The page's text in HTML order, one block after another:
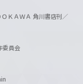
ＫＡＷＡ 角川書店刊／
委員会